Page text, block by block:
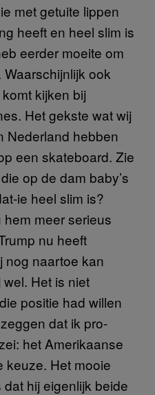
met getuite lippen
heeft en heel slim is
eerder moeite om
ook
kijken bij
Het gekste wat wij
Nederland hebben
een skateboard. Zie
op de dam baby’s
ie heel slim is?
meer serieus
nu heeft
nog naartoe kan
Het is niet
positie had willen
dat ik pro-
het Amerikaanse
keuze. Het mooie
hij eigenlijk beide